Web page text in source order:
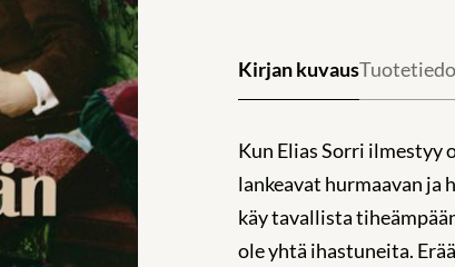
Kirjan kuvaus
Kun Elias Sorri ilmestyy
lankeavat hurmaavan ja
käy tavallista
ole yhtä ihastuneita.